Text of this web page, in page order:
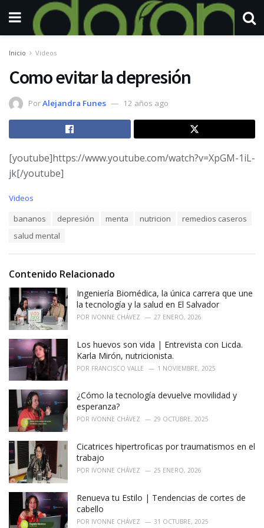
Inicio Videos
Como evitar la depresión
PorAlejandra Funes 12 años ago
[youtube]https://www.youtube.com/watch?v=XpGM-1iL-
jk[/youtube]
C
i
:
Videos
bananos depresión menta nutricion
remedios caseros
salud mental
Contenido Relacionado
Ingeniería Biomédica, la única carrera que une
la tecnología y la salud en El Salvador
POR IVONNE CHÁVEZ 27 ENERO, 2026
Los huevos son vida | Entrevista con Licda.
Karla Mirón, nutricionista.
POR FRANCISCO VALLE 1 NOVIEMBRE, 2025
¿Cómo la tecnología devuelve movilidad y
esperanza?
POR IVONNE CHÁVEZ 29 OCTUBRE, 2025
Cicatrices hipertroficas por traumatismos en el
trabajo
POR IVONNE CHÁVEZ 25 ENERO, 2026
Renueva tu Estilo | Tendencias de cortes de
cabello
POR IVONNE CHÁVEZ 31 OCTUBRE, 2025